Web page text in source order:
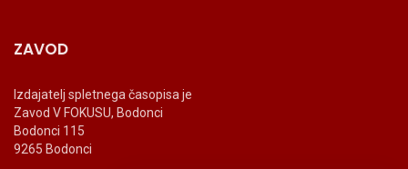
ZAVOD
Izdajatelj spletnega časopisa je
Zavod V FOKUSU, Bodonci
Bodonci 115
9265 Bodonci